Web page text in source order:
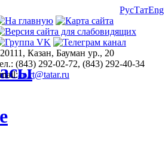
РусТатEng
Казан, Бауман ур., 20
(843) 292-02-72, (843) 292-40-34
an.rt@tatar.ru